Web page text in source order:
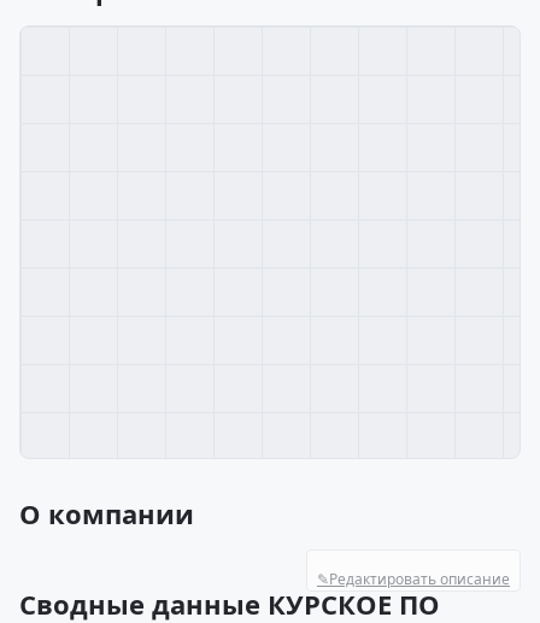
О компании
✎Редактировать описание
Сводные данные КУРСКОЕ ПО